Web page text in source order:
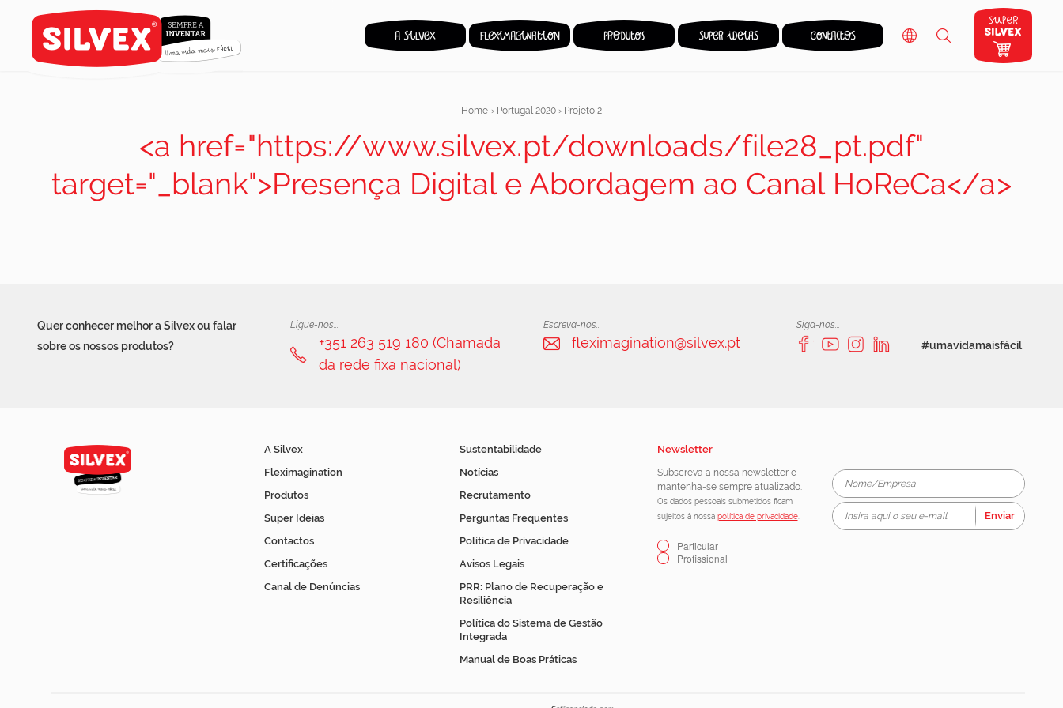
Home › Portugal 2020 › Projeto 2
<a href="https://www.silvex.pt/downloads/file28_pt.pdf"
target="_blank">Presença Digital e Abordagem ao Canal HoReCa</a>
Quer conhecer melhor a Silvex ou falar
sobre os nossos produtos?
Ligue-nos...
+351 263 519 180 (Chamada
da rede fixa nacional)
Escreva-nos...
fleximagination@silvex.pt
Siga-nos...
#umavidamaisfácil
A Silvex
Fleximagination
Produtos
Super Ideias
Contactos
Certificações
Canal de Denúncias
Sustentabilidade
Notícias
Recrutamento
Perguntas Frequentes
Política de Privacidade
Avisos Legais
PRR: Plano de Recuperação e
Resiliência
Política do Sistema de Gestão
Integrada
Manual de Boas Práticas
Newsletter
Subscreva a nossa newsletter e
mantenha-se sempre atualizado.
Os dados pessoais submetidos ficam
sujeitos à nossa política de privacidade.
Particular
Profissional
Enviar